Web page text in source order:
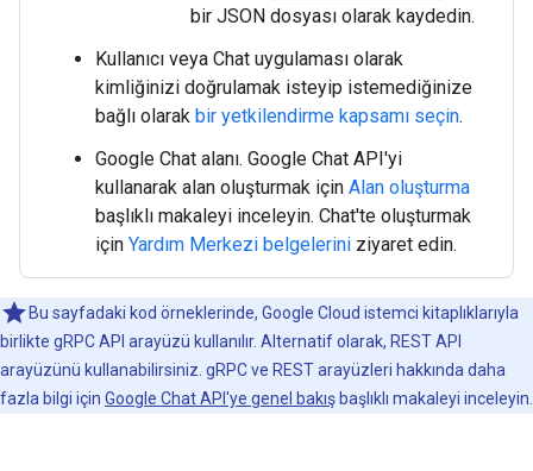
bir JSON dosyası olarak kaydedin.
Kullanıcı veya Chat uygulaması olarak
kimliğinizi doğrulamak isteyip istemediğinize
bağlı olarak bir yetkilendirme kapsamı seçin.
Google Chat alanı. Google Chat API'yi
kullanarak alan oluşturmak için Alan oluşturma
başlıklı makaleyi inceleyin. Chat'te oluşturmak
için Yardım Merkezi belgelerini ziyaret edin.
Bu sayfadaki kod örneklerinde, Google Cloud istemci kitaplıklarıyla
birlikte gRPC API arayüzü kullanılır. Alternatif olarak, REST API
arayüzünü kullanabilirsiniz. gRPC ve REST arayüzleri hakkında daha
fazla bilgi için Google Chat API'ye genel bakış başlıklı makaleyi inceleyin.